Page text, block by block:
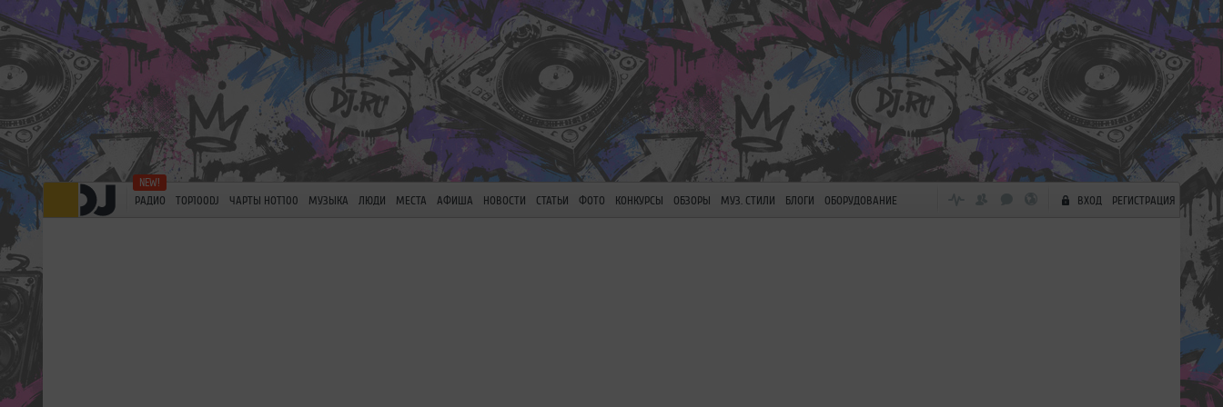
РАДИО TOP100DJ ЧАРТЫ HOT100 МУЗЫКА ЛЮДИ МЕСТА АФИША НОВОСТИ СТАТЬИ ФОТО КОНКУРСЫ ОБЗОРЫ МУЗ. СТИЛИ БЛОГИ ОБОРУДОВАНИЕ ВХОД РЕГИСТРАЦИЯ